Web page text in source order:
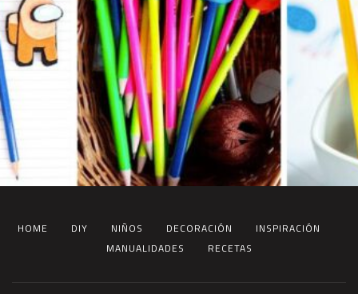
HOME DIY NIÑOS DECORACIÓN
INSPIRACIÓN
MANUALIDADES
RECETAS